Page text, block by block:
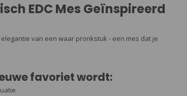
EDC Mes Geïnspireerd
van een waar pronkstuk - een mes dat je
favoriet wordt: